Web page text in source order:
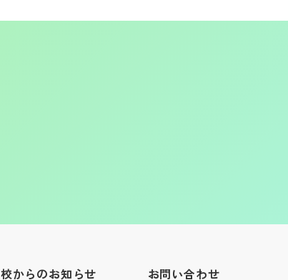
からのお知らせ お問い合わせ